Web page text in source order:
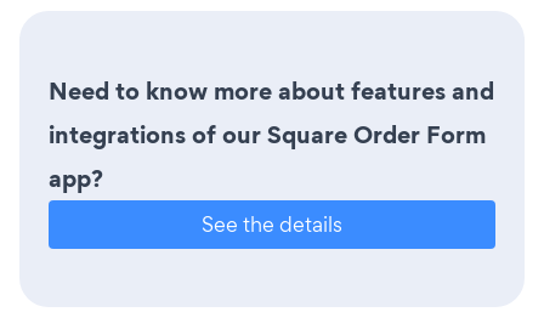
Need to know more about features and
integrations of our Square Order Form
app?
See the details